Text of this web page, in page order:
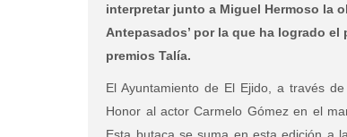
interpretar junto a Miguel Hermoso la
Antepasados’ por la que ha logrado
premios Talía.
El Ayuntamiento de El Ejido, a través
Honor al actor Carmelo Gómez en el